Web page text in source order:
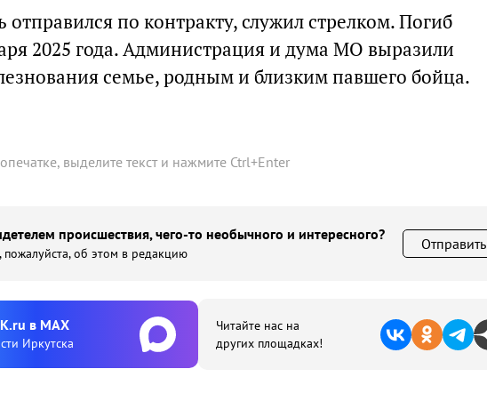
по контракту, служил стрелком. Погиб
2025 года. Администрация и дума МО выразили
семье, родным и близким павшего бойца.
выделите текст и нажмите Ctrl+Enter
происшествия, чего-то необычного и интересного?
об этом в редакцию
Отправить
в MAX
Иркутска
Читайте нас на
других площадках!